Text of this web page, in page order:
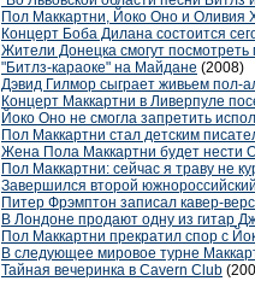
Пол Маккартни, Йоко Оно и Оливия
Концерт Боба Дилана состоится
Жители Донецка смогут
"Битлз-караоке" на Майдане (2008)
Дэвид Гилмор сыграет живьем пол-
Концерт Маккартни в Ливерпуле
Йоко Оно не смогла запретить
Пол Маккартни стал детским
Жена Пола Маккартни будет нести
Пол Маккартни: сейчас я траву не
Завершился второй
Питер Фрэмптон записал кавер-
В Лондоне продают одну из гитар
Пол Маккартни прекратил спор с
В следующее мировое турне
Тайная вечеринка в Cavern Club